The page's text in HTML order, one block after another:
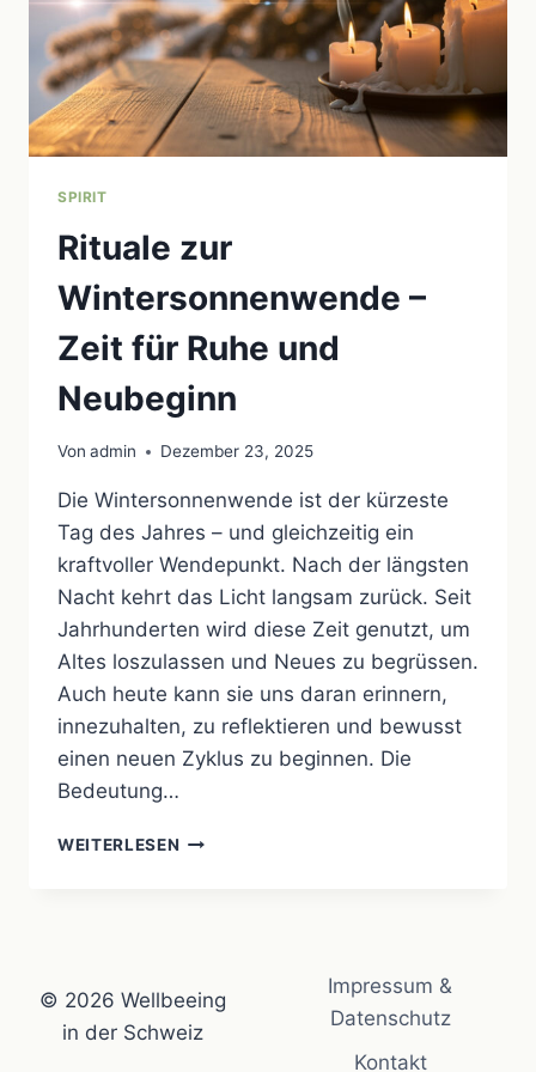
SPIRIT
Rituale zur
Wintersonnenwende –
Zeit für Ruhe und
Neubeginn
Von admin Dezember 23, 2025
Die Wintersonnenwende ist der kürzeste
Tag des Jahres – und gleichzeitig ein
kraftvoller Wendepunkt. Nach der längsten
Nacht kehrt das Licht langsam zurück. Seit
Jahrhunderten wird diese Zeit genutzt, um
Altes loszulassen und Neues zu begrüssen.
Auch heute kann sie uns daran erinnern,
innezuhalten, zu reflektieren und bewusst
einen neuen Zyklus zu beginnen. Die
Bedeutung…
WEITERLESEN RITUALE
RUHE
UND
NEUBEGINN
© 2026 Wellbeeing
in der Schweiz
Impressum &
Datenschutz
Kontakt